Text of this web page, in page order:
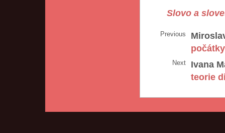
Slovo a
Previous
Next
Ivana
teorie